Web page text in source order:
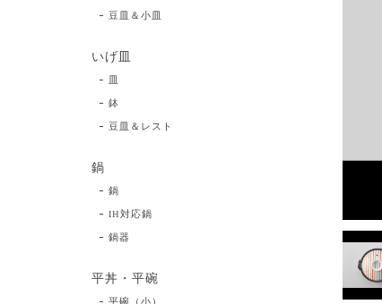
豆皿＆小皿
いげ皿
皿
鉢
豆皿＆レスト
鍋
鍋
IH対応鍋
鍋器
平丼・平碗